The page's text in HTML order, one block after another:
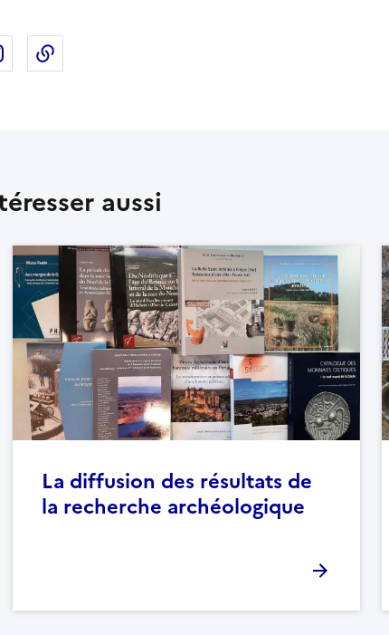
sur Linkedin
Partager sur Instagram
aussi
La diffusion des résultats de
la recherche archéologique